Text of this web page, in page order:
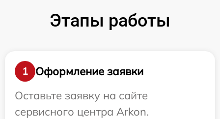
Этапы работы
1
Оформление заявки
Оставьте заявку на сайте
сервисного центра Arkon.